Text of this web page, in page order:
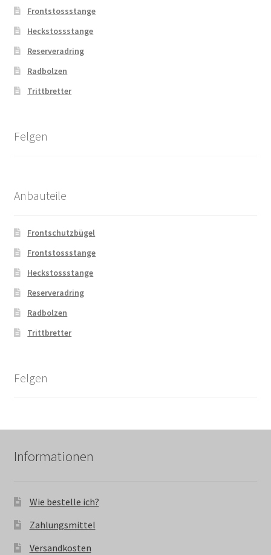
Frontstossstange
Heckstossstange
Reserveradring
Radbolzen
Trittbretter
Felgen
Anbauteile
Frontschutzbügel
Frontstossstange
Heckstossstange
Reserveradring
Radbolzen
Trittbretter
Felgen
Informationen
Wie bestelle ich?
Zahlungsmittel
Versandkosten